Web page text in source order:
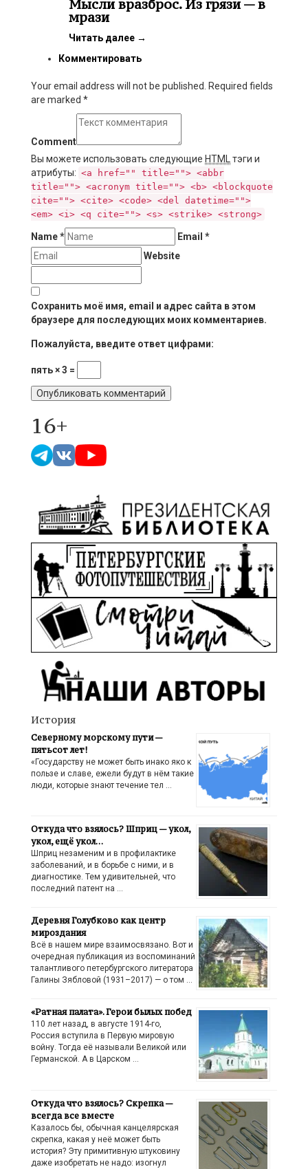
Мысли вразброс. Из грязи — в
мрази
Читать далее →
Комментировать
Your email address will not be published. Required fields
are marked *
Comment
Вы можете использовать следующие HTMLтэги и
атрибуты: <a href="" title=""> <abbr
title=""> <acronym title=""> <b> <blockquote
cite=""> <cite> <code> <del datetime="">
<em> <i> <q cite=""> <s> <strike> <strong>
Name* Email *
Website
Сохранить моё имя, email и адрес сайта в этом
браузере для последующих моих комментариев.
Пожалуйста, введите ответ цифрами:
пять × 3 =
16+
История
Северному морскому пути —
пятьсот лет!
«Государству не может быть инако яко к
пользе и славе, ежели будут в нём такие
люди, которые знают течение тел …
Откуда что взялось? Шприц — укол,
укол, ещё укол…
Шприц незаменим и в профилактике
заболеваний, и в борьбе с ними, и в
диагностике. Тем удивительней, что
последний патент на …
Деревня Голубково как центр
мироздания
Всё в нашем мире взаимосвязано. Вот и
очередная публикация из воспоминаний
талантливого петербургского литератора
Галины Зябловой (1931–2017) — о том …
«Ратная палата». Герои былых побед
110 лет назад, в августе 1914-го,
Россия вступила в Первую мировую
войну. Тогда её называли Великой или
Германской. А в Царском …
Откуда что взялось? Скрепка —
всегда все вместе
Казалось бы, обычная канцелярская
скрепка, какая у неё может быть
история? Эту примитивную штуковину
даже изобретать не надо: изогнул